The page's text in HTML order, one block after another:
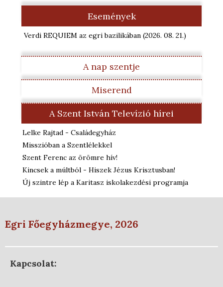
Események
Verdi REQUIEM az egri bazilikában (2026. 08. 21.)
A nap szentje
Miserend
A Szent István Televízió hírei
Lelke Rajtad - Családegyház
Misszióban a Szentlélekkel
Szent Ferenc az örömre hív!
Kincsek a múltból - Hiszek Jézus Krisztusban!
Új szintre lép a Karitasz iskolakezdési programja
Egri Főegyházmegye, 2026
Kapcsolat: